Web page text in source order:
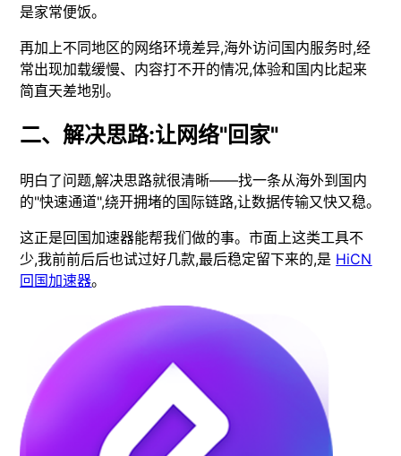
是家常便饭。
再加上不同地区的网络环境差异,海外访问国内服务时,经
常出现加载缓慢、内容打不开的情况,体验和国内比起来
简直天差地别。
二、解决思路:让网络"回家"
明白了问题,解决思路就很清晰——找一条从海外到国内
的"快速通道",绕开拥堵的国际链路,让数据传输又快又稳。
这正是回国加速器能帮我们做的事。市面上这类工具不
少,我前前后后也试过好几款,最后稳定留下来的,是 HiCN
回国加速器。